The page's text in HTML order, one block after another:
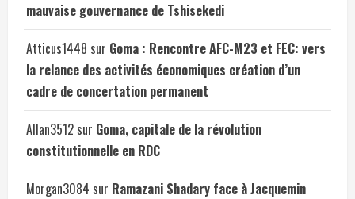
mauvaise gouvernance de Tshisekedi
Atticus1448 sur Goma : Rencontre AFC-M23 et FEC: vers
la relance des activités économiques création d’un
cadre de concertation permanent
Allan3512 sur Goma, capitale de la révolution
constitutionnelle en RDC
Morgan3084 sur Ramazani Shadary face à Jacquemin